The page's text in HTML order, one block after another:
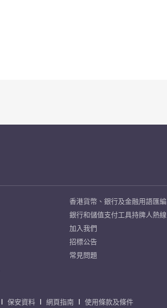
香港貨幣、銀行及金融用語匯編
銀行和儲值支付工具持牌人熱線
加入我們
招標公告
常見問題
保安資料 網頁指南 使用條款及條件